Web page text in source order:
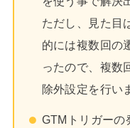
ただし、見た目
的には複数回の
ったので、複数
除外設定を行い
GTMトリガーの